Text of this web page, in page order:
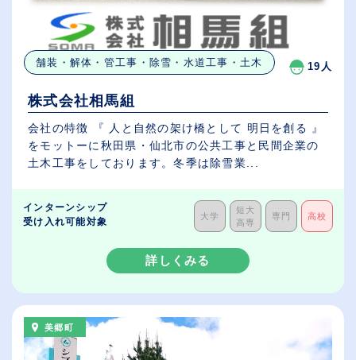
舗装・解体・管工事・除雪・水道工事・土木 19人
株式会社相馬組
会社の特徴 『 人と自然の架け橋として 明日を創る 』
をモットーに秋田県・仙北市の公共工事と民間企業の
土木工事をしております。冬季は除雪業...
インターンシップ
受け入れ可能対象
大学
短大
高専
専門 高校
詳しくみる
美郷町